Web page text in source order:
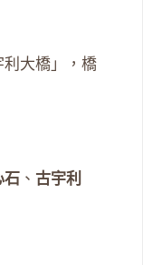
利大橋」，橋
石 、 古宇利